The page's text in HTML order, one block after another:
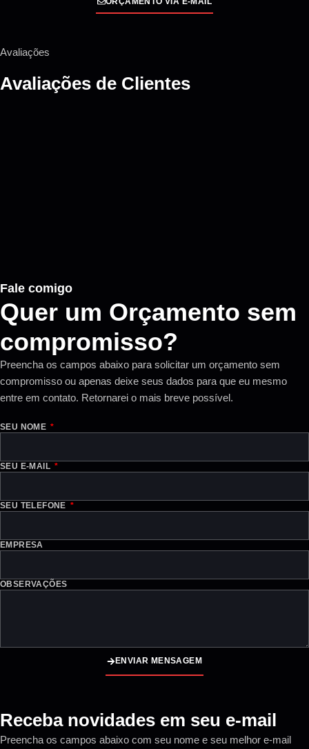
Avaliações
Avaliações de Clientes
Fale comigo
Quer um Orçamento sem
compromisso?
Preencha os campos abaixo para solicitar um orçamento sem
compromisso ou apenas deixe seus dados para que eu mesmo
entre em contato. Retornarei o mais breve possível.
SEU NOME
SEU E-MAIL
SEU TELEFONE
EMPRESA
OBSERVAÇÕES
ENVIAR MENSAGEM
Receba novidades em seu e-mail
Preencha os campos abaixo com seu nome e seu melhor e-mail